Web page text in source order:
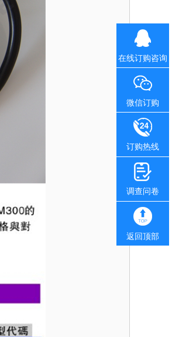
在线订购咨询
微信订购
订购热线
调查问卷
返回顶部